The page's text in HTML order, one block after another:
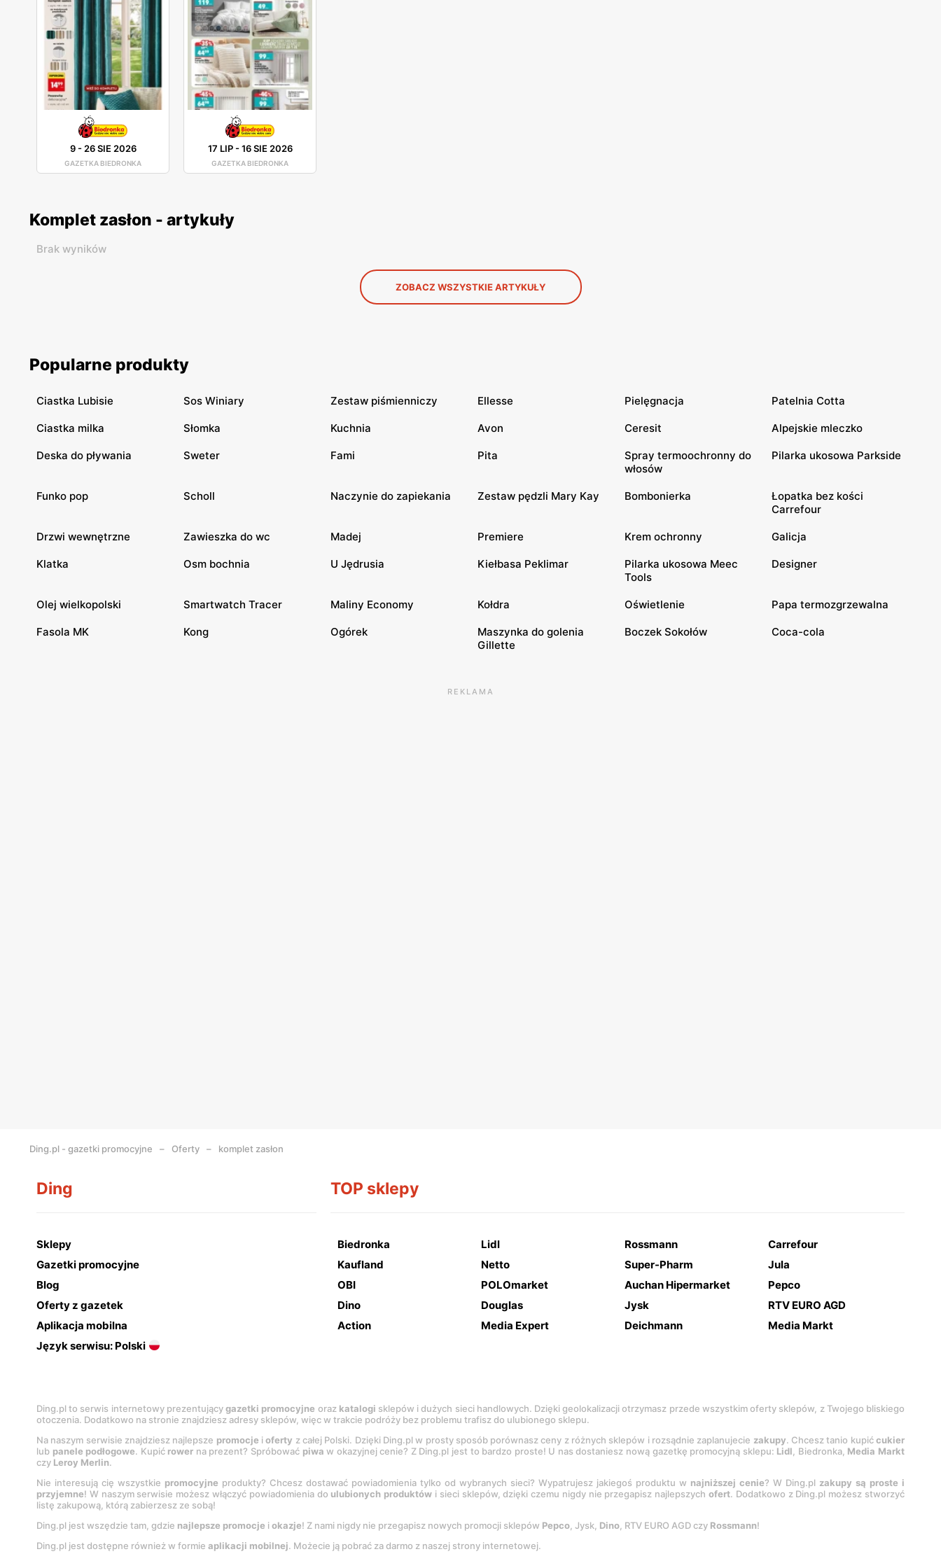
9-26 SIE 2026
GAZETKA BIEDRONKA
17 LIP-16 SIE 2026
GAZETKA BIEDRONKA
Komplet zasłon - artykuły
Brak wyników
ZOBACZ WSZYSTKIE ARTYKUŁY
Popularne produkty
Ciastka Lubisie Sos Winiary Zestaw piśmienniczy Ellesse Pielęgnacja Patelnia Cotta
Ciastka milka Słomka Kuchnia Avon Ceresit Alpejskie mleczko
Deska do pływania Sweter Fami Pita
Spray termoochronny do
włosów
Pilarka ukosowa Parkside
Funko pop Scholl Naczynie do zapiekania Zestaw pędzli Mary Kay Bombonierka
Łopatka bez kości
Carrefour
Drzwi wewnętrzne Zawieszka do wc Madej Premiere Krem ochronny Galicja
Klatka Osm bochnia U Jędrusia Kiełbasa Peklimar
Pilarka ukosowa Meec
Tools
Designer
Olej wielkopolski Smartwatch Tracer Maliny Economy Kołdra Oświetlenie Papa termozgrzewalna
Fasola MK Kong Ogórek
Maszynka do golenia
Gillette
Boczek Sokołów Coca-cola
REKLAMA
Ding.pl - gazetki promocyjne Oferty komplet zasłon
Ding
Sklepy
Gazetki promocyjne
Blog
Oferty z gazetek
Aplikacja mobilna
Język serwisu: Polski
TOP sklepy
Biedronka Lidl Rossmann
Carrefour
Kaufland
Netto Super-Pharm
Jula
OBI
POLOmarket Auchan Hipermarket
Pepco
Dino
Douglas Jysk
RTV EURO AGD
Action
Media Expert Deichmann Media Markt
Ding.pl to serwis internetowy prezentującygazetki promocyjne oraz katalogi sklepów i dużych sieci handlowych. Dzięki geolokalizacji otrzymasz przede wszystkim oferty sklepów, z Twojego bliskiego
otoczenia. Dodatkowo na stronie znajdziesz adresy sklepów, więc w trakcie podróży bez problemu trafisz do ulubionego sklepu.
Na naszym serwisie znajdziesz najlepsze promocje ioferty z całej Polski. Dzięki Ding.pl w prosty sposób porównasz ceny z różnych sklepów i rozsądnie zaplanujecie zakupy. Chcesz tanio kupićcukier
lub panele podłogowe. Kupić rower na prezent? Spróbować piwa w okazyjnej cenie? Z Ding.pl jest to bardzo proste! U nas dostaniesz nową gazetkę promocyjną sklepu: Lidl, Biedronka, Media Markt
czy Leroy Merlin.
Nie interesują cię wszystkie promocyjne produkty? Chcesz dostawać powiadomienia tylko od wybranych sieci? Wypatrujesz jakiegoś produktu w najniższej cenie? W Ding.pl zakupy są proste i
przyjemne! W naszym serwisie możesz włączyć powiadomienia do ulubionych produktów i sieci sklepów, dzięki czemu nigdy nie przegapisz najlepszychofert. Dodatkowo z Ding.pl możesz stworzyć
listę zakupową, którą zabierzesz ze sobą!
Ding.pl jest wszędzie tam, gdzie najlepsze promocje i okazje! Z nami nigdy nie przegapisz nowych promocji sklepów Pepco, Jysk, Dino, RTV EURO AGD czy Rossmann!
Ding.pl jest dostępne również w formie aplikacji mobilnej. Możecie ją pobrać za darmo z naszej strony internetowej.